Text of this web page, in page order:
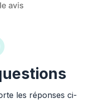
les réponses ci-